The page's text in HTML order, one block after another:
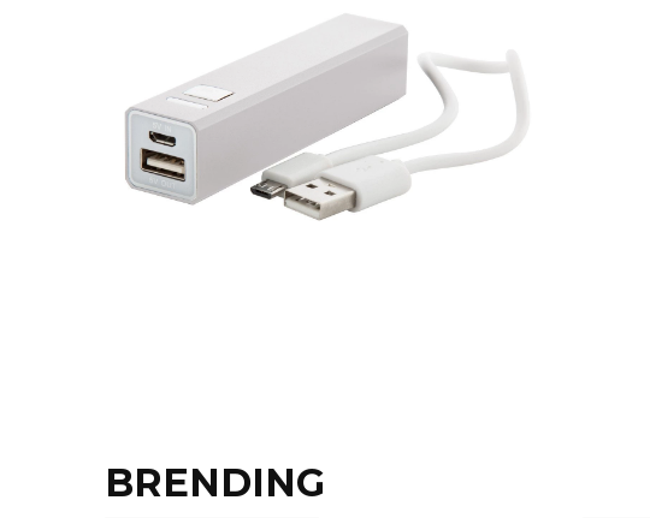
HYGIENIC KOLEKCIJA
OKOVRATNE ID TRAKICE
PRIBOR ZA PISANJE
NARUKVICE ZA ŽURKE I
KANCELARIJABRENDING